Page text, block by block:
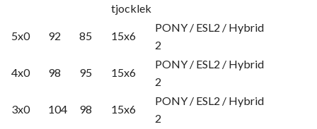
tjocklek
5x0 92 85 15x6
PONY / ESL2 / Hybrid
2
4x0 98 95 15x6
PONY / ESL2 / Hybrid
2
3x0 104 98 15x6
PONY / ESL2 / Hybrid
2